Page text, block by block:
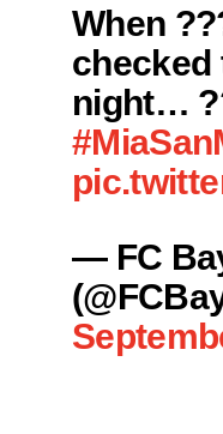
When
checked
night…
— FC